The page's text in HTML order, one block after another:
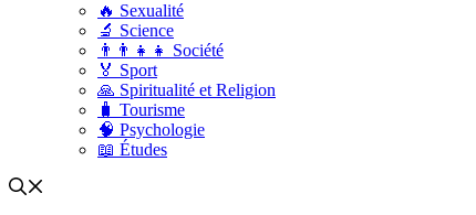
🔥 Sexualité
🔬 Science
👨‍👨‍👧‍👧 Société
🏅 Sport
🙏 Spiritualité et Religion
🧳 Tourisme
🧠 Psychologie
📖 Études